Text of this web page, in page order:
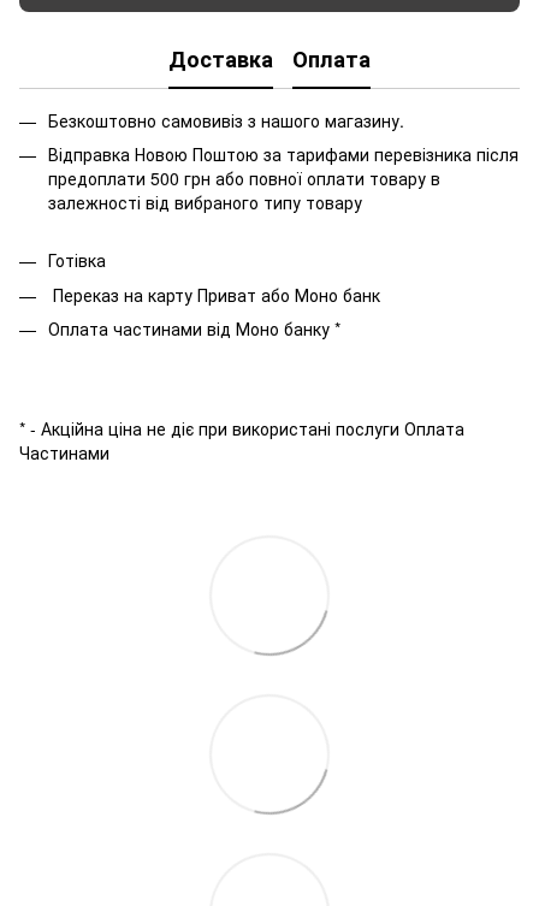
Доставка Оплата
Безкоштовно самовивіз з нашого магазину.
Відправка Новою Поштою за тарифами перевізника після
предоплати 500 грн або повної оплати товару в
залежності від вибраного типу товару
Готівка
Переказ на карту Приват або Моно банк
Оплата частинами від Моно банку *
* - Акційна ціна не діє при використані послуги Оплата
Частинами